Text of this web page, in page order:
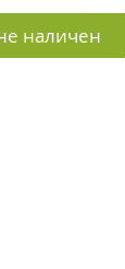
наличен